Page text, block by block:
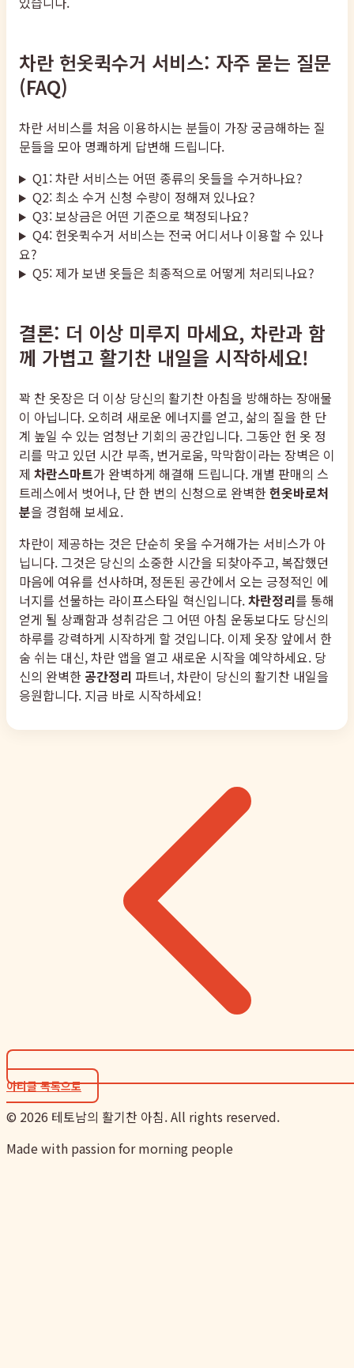
차란 헌옷퀵수거 서비스: 자주 묻는 질문
(FAQ)
차란 서비스를 처음 이용하시는 분들이 가장 궁금해하는 질
문들을 모아 명쾌하게 답변해 드립니다.
Q1: 차란 서비스는 어떤 종류의 옷들을 수거하나요?
Q2: 최소 수거 신청 수량이 정해져 있나요?
Q3: 보상금은 어떤 기준으로 책정되나요?
Q4: 헌옷퀵수거 서비스는 전국 어디서나 이용할 수 있나
요?
Q5: 제가 보낸 옷들은 최종적으로 어떻게 처리되나요?
결론: 더 이상 미루지 마세요, 차란과 함
께 가볍고 활기찬 내일을 시작하세요!
꽉 찬 옷장은 더 이상 당신의 활기찬 아침을 방해하는 장애물
이 아닙니다. 오히려 새로운 에너지를 얻고, 삶의 질을 한 단
계 높일 수 있는 엄청난 기회의 공간입니다. 그동안 헌 옷 정
리를 막고 있던 시간 부족, 번거로움, 막막함이라는 장벽은 이
제 차란스마트가 완벽하게 해결해 드립니다. 개별 판매의 스
트레스에서 벗어나, 단 한 번의 신청으로 완벽한헌옷바로처
분을 경험해 보세요.
차란이 제공하는 것은 단순히 옷을 수거해가는 서비스가 아
닙니다. 그것은 당신의 소중한 시간을 되찾아주고, 복잡했던
마음에 여유를 선사하며, 정돈된 공간에서 오는 긍정적인 에
너지를 선물하는 라이프스타일 혁신입니다.차란정리를 통해
얻게 될 상쾌함과 성취감은 그 어떤 아침 운동보다도 당신의
하루를 강력하게 시작하게 할 것입니다. 이제 옷장 앞에서 한
숨 쉬는 대신, 차란 앱을 열고 새로운 시작을 예약하세요. 당
신의 완벽한 공간정리 파트너, 차란이 당신의 활기찬 내일을
응원합니다. 지금 바로 시작하세요!
아티클 목록으로
© 2026 테토남의 활기찬 아침. All rights reserved.
Made with passion for morning people